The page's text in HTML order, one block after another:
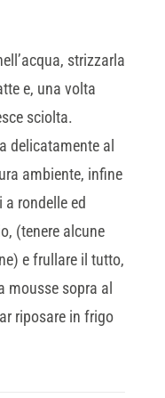
strizzarla
e, una volta
sciolta.
delicatamente al
ambiente, infine
rondelle ed
(tenere alcune
e frullare il tutto,
mousse sopra al
riposare in frigo